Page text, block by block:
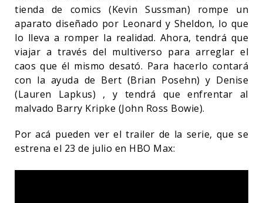
tienda de comics (Kevin Sussman) rompe un
aparato diseñado por Leonard y Sheldon, lo que
lo lleva a romper la realidad. Ahora, tendrá que
viajar a través del multiverso para arreglar el
caos que él mismo desató. Para hacerlo contará
con la ayuda de Bert (Brian Posehn) y Denise
(Lauren Lapkus) , y tendrá que enfrentar al
malvado Barry Kripke (John Ross Bowie).
Por acá pueden ver el trailer de la serie, que se
estrena el 23 de julio en HBO Max: